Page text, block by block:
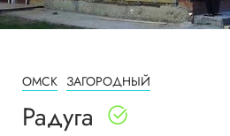
ОМСК ЗАГОРОДНЫЙ
Радуга